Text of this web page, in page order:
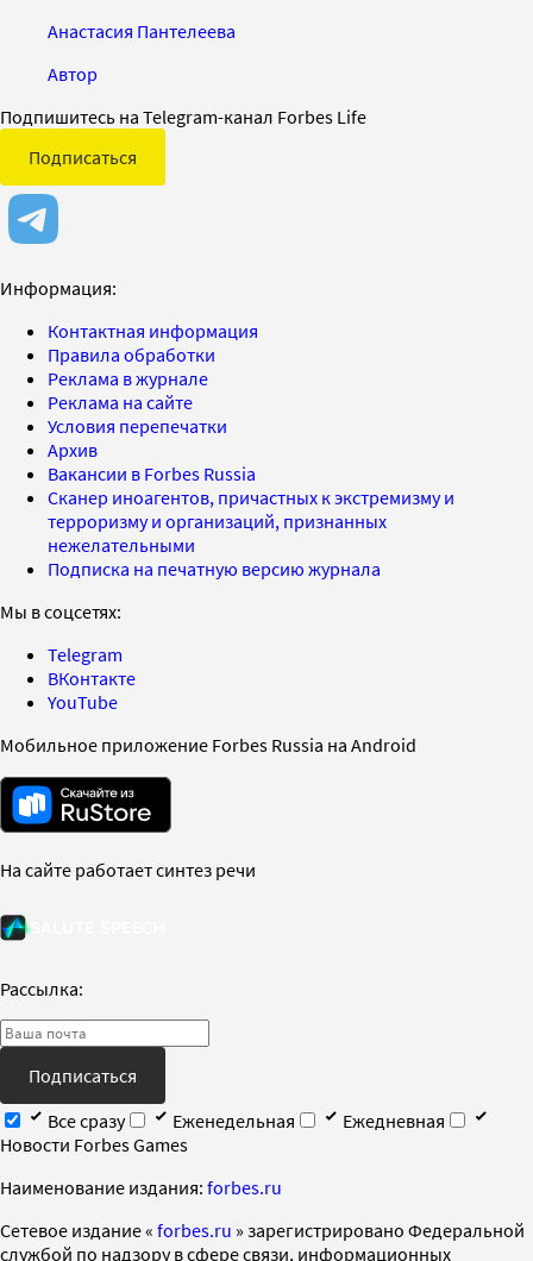
Анастасия Пантелеева
Автор
Подпишитесь на Telegram-канал Forbes Life
Подписаться
Информация:
Контактная информация
Правила обработки
Реклама в журнале
Реклама на сайте
Условия перепечатки
Архив
Вакансии в Forbes Russia
Сканер иноагентов, причастных к экстремизму и
терроризму и организаций, признанных
нежелательными
Подписка на печатную версию журнала
Мы в соцсетях:
Telegram
ВКонтакте
YouTube
Мобильное приложение Forbes Russia на Android
На сайте работает синтез речи
Рассылка:
Подписаться
Все сразу
Еженедельная
Ежедневная
Новости Forbes Games
Наименование издания: forbes.ru
Cетевое издание « forbes.ru » зарегистрировано Федеральной
службой по надзору в сфере связи, информационных